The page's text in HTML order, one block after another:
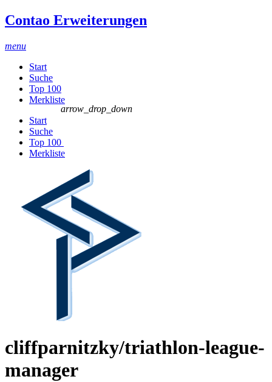
Contao Erweiterungen
menu
Start
Suche
Top 100
Merkliste
Start
Suche
Top 100
arrow_drop_down
Merkliste
cliffparnitzky/triathlon-league-
manager